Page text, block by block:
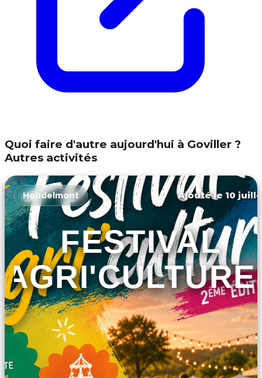
Quoi faire d'autre aujourd'hui à Goviller ?
Autres activités
Houdelmont Ajouté le 10
FESTIVAL